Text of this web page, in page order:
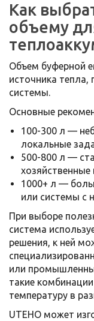
Как
объему
Объем буферной
источника
системы.
Основные
100-300 л —
локальные
500-800 л —
1000+ л —
или системы с
При выборе
система
решения, к ней
или
такие
температуру в
UTEHO может